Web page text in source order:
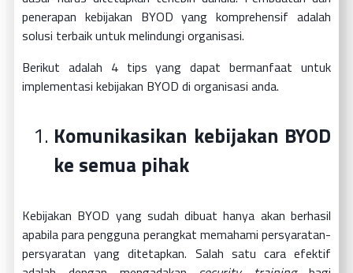
penerapan kebijakan BYOD yang komprehensif adalah
solusi terbaik untuk melindungi organisasi.
Berikut adalah 4 tips yang dapat bermanfaat untuk
implementasi kebijakan BYOD di organisasi anda.
Komunikasikan kebijakan BYOD
ke semua pihak
Kebijakan BYOD yang sudah dibuat hanya akan berhasil
apabila para pengguna perangkat memahami persyaratan-
persyaratan yang ditetapkan. Salah satu cara efektif